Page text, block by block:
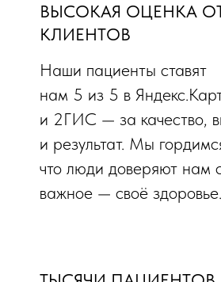
ВЫСОКАЯ ОЦЕНКА
КЛИЕНТОВ
Наши пациенты ставят
нам 5 из 5 в
и 2ГИС — за качество,
и результат. Мы
что люди доверяют нам
важное — своё здоровье.